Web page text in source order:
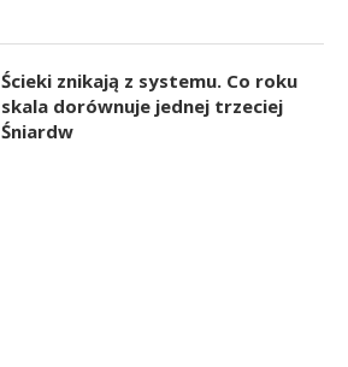
Ścieki znikają z systemu. Co roku
skala dorównuje jednej trzeciej
Śniardw